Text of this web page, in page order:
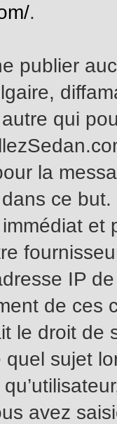
.
publier
qui
la
ce
et
IP
de
le droit de
quel sujet
avez